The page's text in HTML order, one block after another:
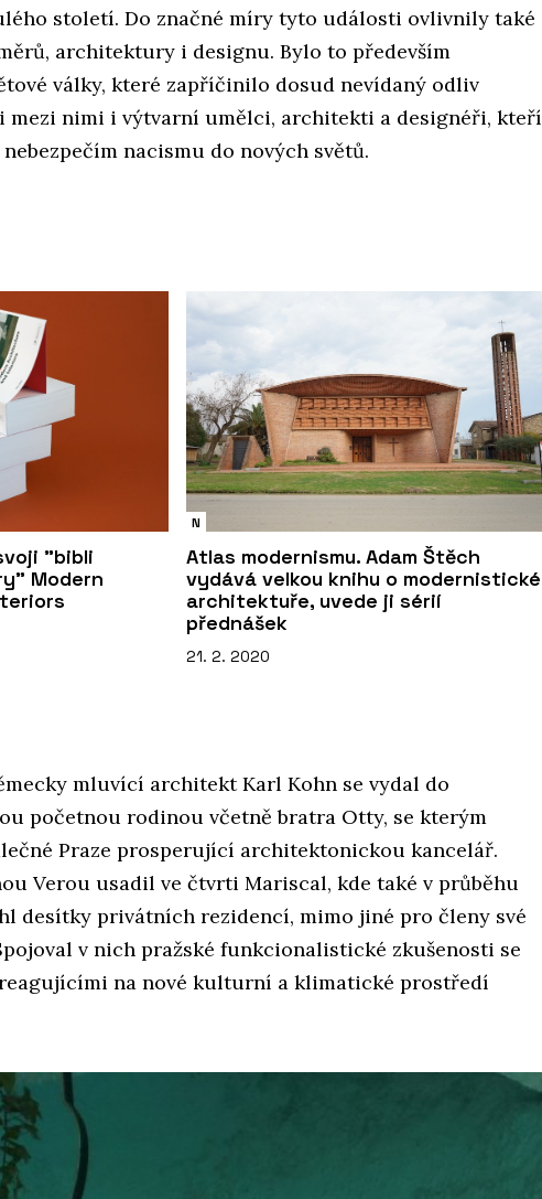
století. Do značné míry tyto události ovlivnily také
architektury i designu. Bylo to především
války, které zapříčinilo dosud nevídaný odliv
mezi nimi i výtvarní umělci, architekti a designéři, kteří
nacismu do nových světů.
"bibli
Modern
N
Atlas modernismu. Adam Štěch
vydává velkou knihu o modernistické
architektuře, uvede ji sérií
přednášek
21. 2. 2020
mluvící architekt Karl Kohn se vydal do
početnou rodinou včetně bratra Otty, se kterým
Praze prosperující architektonickou kancelář.
Verou usadil ve čtvrti Mariscal, kde také v průběhu
desítky privátních rezidencí, mimo jiné pro členy své
v nich pražské funkcionalistické zkušenosti se
na nové kulturní a klimatické prostředí